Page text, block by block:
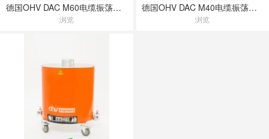
德国OHV DAC M60电缆振荡波局放仪
浏览
德国OHV DAC M40电缆振荡波局放仪
浏览